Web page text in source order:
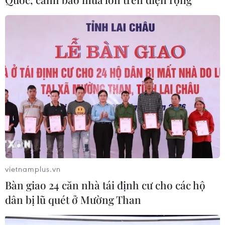
Bộ Xây dựng mạnh tay xử lý nhà thầu
chậm tiến độ cao tốc Cam Lộ-La Sơn
04/08/2026 08:26
Công nghệ thi công
đào hầm NATM "hệ Đèo Cả"
04/08/2026 08:23
vietnamplus.vn
Bàn giao 24 căn nhà tái định cư cho các hộ
dân bị lũ quét ở Mường Than